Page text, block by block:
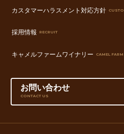
カスタマーハラスメント対応方針
採用情報 RECRUIT
キャメルファームワイナリー CAMEL
お問い合わせ
CONTACT US